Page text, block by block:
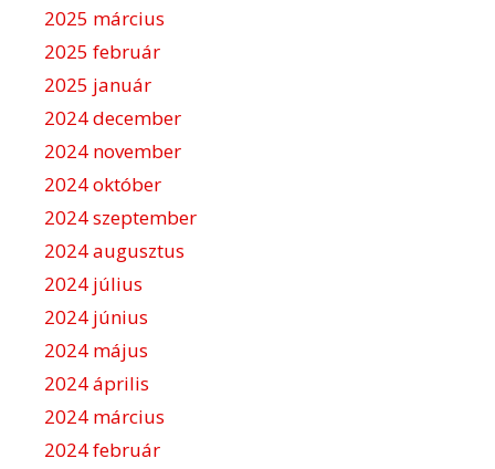
2025 március
2025 február
2025 január
2024 december
2024 november
2024 október
2024 szeptember
2024 augusztus
2024 július
2024 június
2024 május
2024 április
2024 március
2024 február